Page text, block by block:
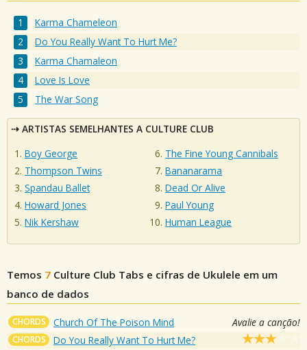
Karma Chameleon
Do You Really Want To Hurt Me?
Karma Chamaleon
Love Is Love
The War Song
ARTISTAS SEMELHANTES A CULTURE CLUB
Boy George
Thompson Twins
Spandau Ballet
Howard Jones
Nik Kershaw
The Fine Young Cannibals
Bananarama
Dead Or Alive
Paul Young
Human League
Temos 7 Culture Club Tabs e cifras de Ukulele em um
banco de dados
CHORDS Church Of The Poison Mind Avalie a canção!
CHORDS Do You Really Want To Hurt Me?